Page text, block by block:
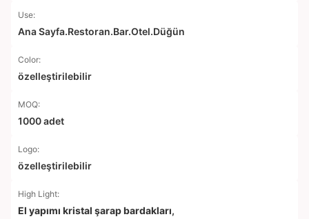
Use:
Ana Sayfa.Restoran.Bar.Otel.Düğün
Color:
özelleştirilebilir
MOQ:
1000 adet
Logo:
özelleştirilebilir
High Light:
El yapımı kristal şarap bardakları,